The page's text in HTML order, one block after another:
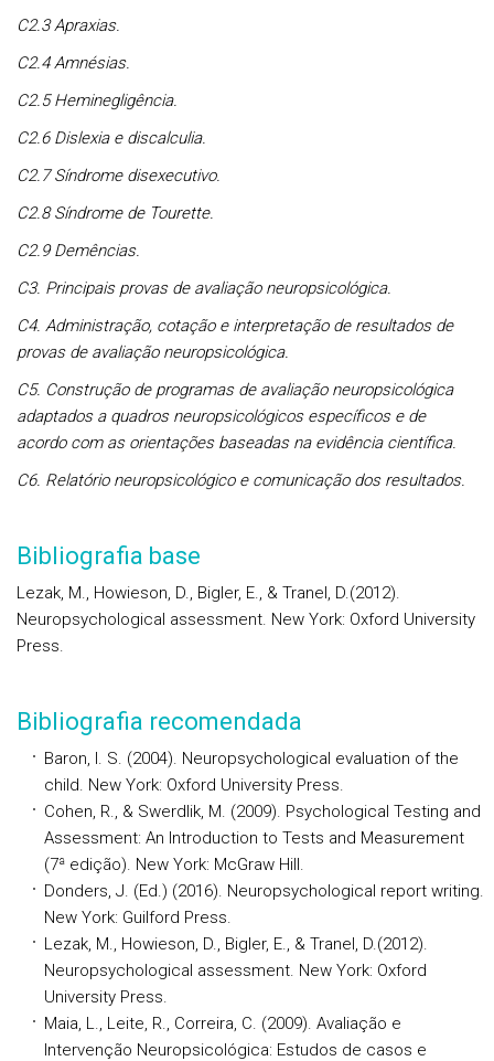
C2.3 Apraxias.
C2.4 Amnésias.
C2.5 Heminegligência.
C2.6 Dislexia e discalculia.
C2.7 Síndrome disexecutivo.
C2.8 Síndrome de Tourette.
C2.9 Demências.
C3. Principais provas de avaliação neuropsicológica.
C4. Administração, cotação e interpretação de resultados de
provas de avaliação neuropsicológica.
C5. Construção de programas de avaliação neuropsicológica
adaptados a quadros neuropsicológicos específicos e de
acordo com as orientações baseadas na evidência científica.
C6. Relatório neuropsicológico e comunicação dos resultados.
Bibliografia base
Lezak, M., Howieson, D., Bigler, E., & Tranel, D.(2012).
Neuropsychological assessment. New York: Oxford University
Press.
Bibliografia recomendada
Baron, I. S. (2004). Neuropsychological evaluation of the
child. New York: Oxford University Press.
Cohen, R., & Swerdlik, M. (2009). Psychological Testing and
Assessment: An Introduction to Tests and Measurement
(7ª edição). New York: McGraw Hill.
Donders, J. (Ed.) (2016). Neuropsychological report writing.
New York: Guilford Press.
Lezak, M., Howieson, D., Bigler, E., & Tranel, D.(2012).
Neuropsychological assessment. New York: Oxford
University Press.
Maia, L., Leite, R., Correira, C. (2009). Avaliação e
Intervenção Neuropsicológica: Estudos de casos e